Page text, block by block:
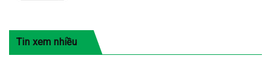
Tin xem nhiều